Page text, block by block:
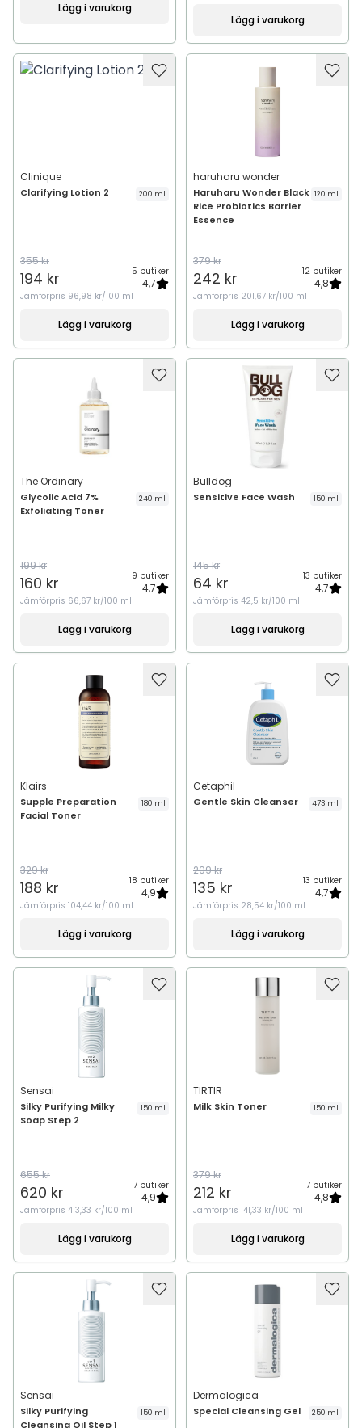
Lägg i varukorg
Lägg i varukorg
Clinique
Clarifying Lotion 2 200 ml
355 kr
194 kr 5 butiker
4,7
Jämförpris 96,98 kr/100 ml
Lägg i varukorg
haruharu wonder
Haruharu Wonder Black
Rice Probiotics Barrier
Essence
120 ml
379 kr
242 kr 12 butiker
4,8
Jämförpris 201,67 kr/100 ml
Lägg i varukorg
The Ordinary
Glycolic Acid 7%
Exfoliating Toner
240 ml
199 kr
160 kr 9 butiker
4,7
Jämförpris 66,67 kr/100 ml
Lägg i varukorg
Bulldog
Sensitive Face Wash 150 ml
145 kr
64 kr 13 butiker
4,7
Jämförpris 42,5 kr/100 ml
Lägg i varukorg
Klairs
Supple Preparation
Facial Toner
180 ml
329 kr
188 kr 18 butiker
4,9
Jämförpris 104,44 kr/100 ml
Lägg i varukorg
Cetaphil
Gentle Skin Cleanser 473 ml
209 kr
135 kr 13 butiker
4,7
Jämförpris 28,54 kr/100 ml
Lägg i varukorg
Sensai
Silky Purifying Milky
Soap Step 2
150 ml
655 kr
620 kr 7 butiker
4,9
Jämförpris 413,33 kr/100 ml
Lägg i varukorg
TIRTIR
Milk Skin Toner 150 ml
379 kr
212 kr 17 butiker
4,8
Jämförpris 141,33 kr/100 ml
Lägg i varukorg
Sensai
Silky Purifying
Cleansing Oil Step 1
150 ml
Dermalogica
Special Cleansing Gel 250 ml